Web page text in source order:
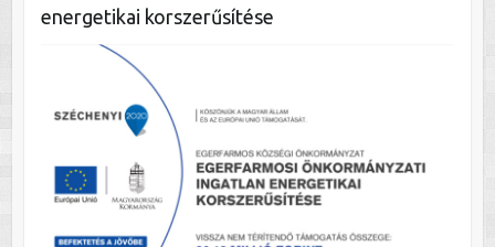
energetikai korszerűsítése